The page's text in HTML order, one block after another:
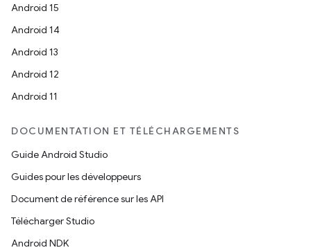
Android 15
Android 14
Android 13
Android 12
Android 11
DOCUMENTATION ET TÉLÉCHARGEMENTS
Guide Android Studio
Guides pour les développeurs
Document de référence sur les API
Télécharger Studio
Android NDK